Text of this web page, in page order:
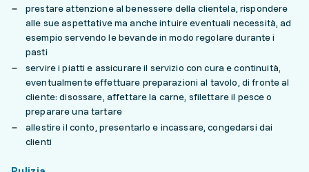
prestare attenzione al benessere della clientela, rispondere
alle sue aspettative ma anche intuire eventuali necessità, ad
esempio servendo le bevande in modo regolare durante i
pasti
servire i piatti e assicurare il servizio con cura e continuità,
eventualmente effettuare preparazioni al tavolo, di fronte al
cliente: disossare, affettare la carne, sfilettare il pesce o
preparare una tartare
allestire il conto, presentarlo e incassare, congedarsi dai
clienti